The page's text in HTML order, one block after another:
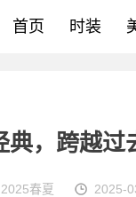
首页 时装
，跨越过
2025春夏 2025-